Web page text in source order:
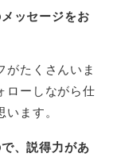
ッセージをお
がたくさんいま
ローしながら仕
ます。
、説得力があ